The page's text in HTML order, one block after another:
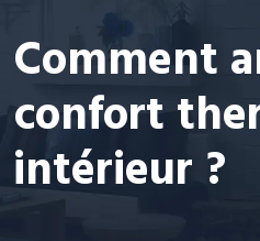
Comment
confort
intérieur ?